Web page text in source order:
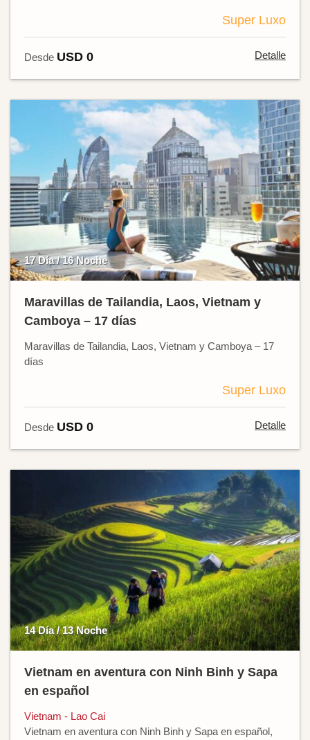
Super Luxo
Desde USD 0 Detalle
17 Día / 16 Noche
Maravillas de Tailandia, Laos, Vietnam y
Camboya – 17 días
Maravillas de Tailandia, Laos, Vietnam y Camboya – 17
días
Super Luxo
Desde USD 0 Detalle
14 Día / 13 Noche
Vietnam en aventura con Ninh Binh y Sapa
en español
Vietnam - Lao Cai
Vietnam en aventura con Ninh Binh y Sapa en español,